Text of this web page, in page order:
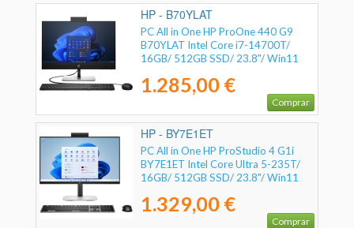
HP - B70YLAT
PC All in One HP ProOne 440 G9
B70YLAT Intel Core i7-14700T/
16GB/ 512GB SSD/ 23.8"/ Win11
1.285,00 €
Comprar
HP - BY7E1ET
PC All in One HP ProStudio 4 G1i
BY7E1ET Intel Core Ultra 5-235T/
16GB/ 512GB SSD/ 23.8"/ Win11
1.329,00 €
Comprar